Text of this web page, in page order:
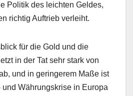
Politik des leichten Geldes,
richtig Auftrieb verleiht.
für die Gold und die
in der Tat sehr stark von
und in geringerem Maße ist
Währungskrise in Europa